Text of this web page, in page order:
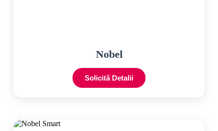
Nobel
Solicită Detalii